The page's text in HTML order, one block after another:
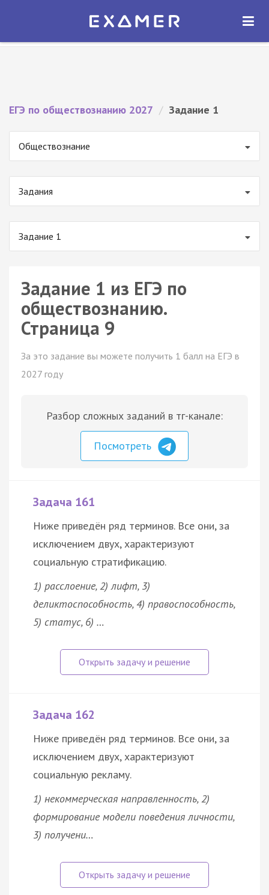
Экзамер — ЕГЭ 2027
ОТКРЫТЬ
ЕГЭ по обществознанию 2027 / Задание 1
Обществознание
Задания
Задание 1
Задание 1 из ЕГЭ по
обществознанию.
Страница 9
За это задание вы можете получить 1 балл на ЕГЭ в
2027 году
Разбор сложных заданий в тг-канале:
Посмотреть
Задача 161
Ниже приведён ряд терминов. Все они, за
исключением двух, характеризуют
социальную стратификацию.
1) расслоение, 2) лифт, 3)
деликтоспособность, 4) правоспособность,
5) статус, 6) …
Задача 162
Ниже приведён ряд терминов. Все они, за
исключением двух, характеризуют
социальную рекламу.
1) некоммерческая направленность, 2)
формирование модели поведения личности,
3) получени…